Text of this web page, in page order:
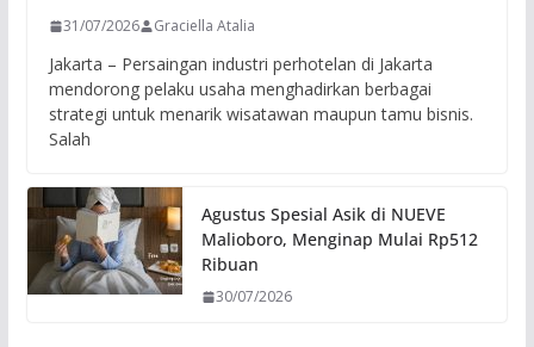
31/07/2026 Graciella Atalia
Jakarta – Persaingan industri perhotelan di Jakarta
mendorong pelaku usaha menghadirkan berbagai
strategi untuk menarik wisatawan maupun tamu bisnis.
Salah
Agustus Spesial Asik di NUEVE
Malioboro, Menginap Mulai Rp512
Ribuan
30/07/2026